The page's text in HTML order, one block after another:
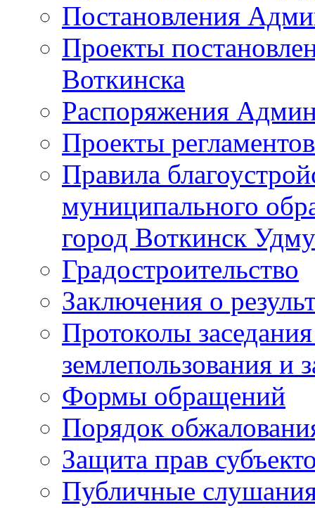
Постановления
Проекты
Воткинска
Распоряжения
Проекты
Правила
муниципального
город Воткинск
Градостроительство
Заключения о
Протоколы
землепользования и
Формы обращений
Порядок
Защита прав
Публичные